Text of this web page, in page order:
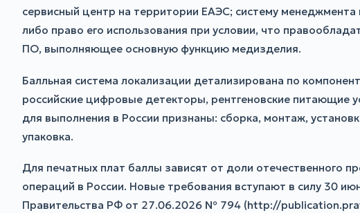
сервисный центр на территории ЕАЭС; систему
либо право его использования при условии, что
ПО, выполняющее основную функцию медизделия.
Балльная система локализации детализирована по
российские цифровые детекторы, рентгеновские
для выполнения в России признаны: сборка, монтаж,
упаковка.
Для печатных плат баллы зависят от доли отечественного
операций в России. Новые требования вступают в силу 30
Правительства РФ от 27.06.2026 № 794 (http://